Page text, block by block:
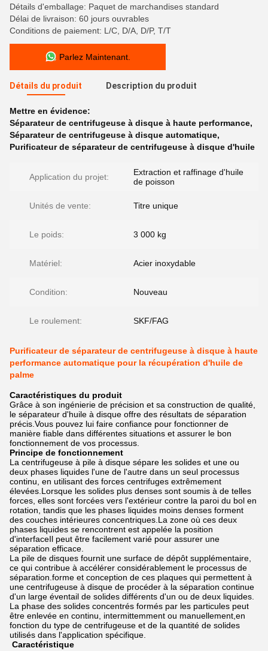
Détails d'emballage: Paquet de marchandises standard
Délai de livraison: 60 jours ouvrables
Conditions de paiement: L/C, D/A, D/P, T/T
Parlez Maintenant.
Détails du produit Description du produit
Mettre en évidence:
Séparateur de centrifugeuse à disque à haute performance,
Séparateur de centrifugeuse à disque automatique,
Purificateur de séparateur de centrifugeuse à disque d'huile
Application du projet:
Extraction et raffinage d'huile
de poisson
Unités de vente: Titre unique
Le poids: 3 000 kg
Matériel: Acier inoxydable
Condition: Nouveau
Le roulement: SKF/FAG
Purificateur de séparateur de centrifugeuse à disque à haute
performance automatique pour la récupération d'huile de
palme
Caractéristiques du produit
Grâce à son ingénierie de précision et sa construction de qualité,
le séparateur d'huile à disque offre des résultats de séparation
précis.Vous pouvez lui faire confiance pour fonctionner de
manière fiable dans différentes situations et assurer le bon
fonctionnement de vos processus.
Principe de fonctionnement
La centrifugeuse à pile à disque sépare les solides et une ou
deux phases liquides l'une de l'autre dans un seul processus
continu, en utilisant des forces centrifuges extrêmement
élevées.Lorsque les solides plus denses sont soumis à de telles
forces, elles sont forcées vers l'extérieur contre la paroi du bol en
rotation, tandis que les phases liquides moins denses forment
des couches intérieures concentriques.La zone où ces deux
phases liquides se rencontrent est appelée la position
d'interfaceIl peut être facilement varié pour assurer une
séparation efficace.
La pile de disques fournit une surface de dépôt supplémentaire,
ce qui contribue à accélérer considérablement le processus de
séparation.forme et conception de ces plaques qui permettent à
une centrifugeuse à disque de procéder à la séparation continue
d'un large éventail de solides différents d'un ou de deux liquides.
La phase des solides concentrés formés par les particules peut
être enlevée en continu, intermittemment ou manuellement,en
fonction du type de centrifugeuse et de la quantité de solides
utilisés dans l'application spécifique.
Caractéristique